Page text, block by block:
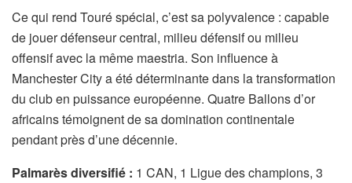
Ce qui rend Touré spécial, c’est sa polyvalence : capable
de jouer défenseur central, milieu défensif ou milieu
offensif avec la même maestria. Son influence à
Manchester City a été déterminante dans la transformation
du club en puissance européenne. Quatre Ballons d’or
africains témoignent de sa domination continentale
pendant près d’une décennie.
Palmarès diversifié : 1 CAN, 1 Ligue des champions, 3